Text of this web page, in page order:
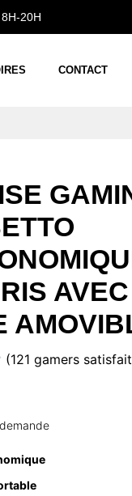
20H
CONTACT
(121 gamers